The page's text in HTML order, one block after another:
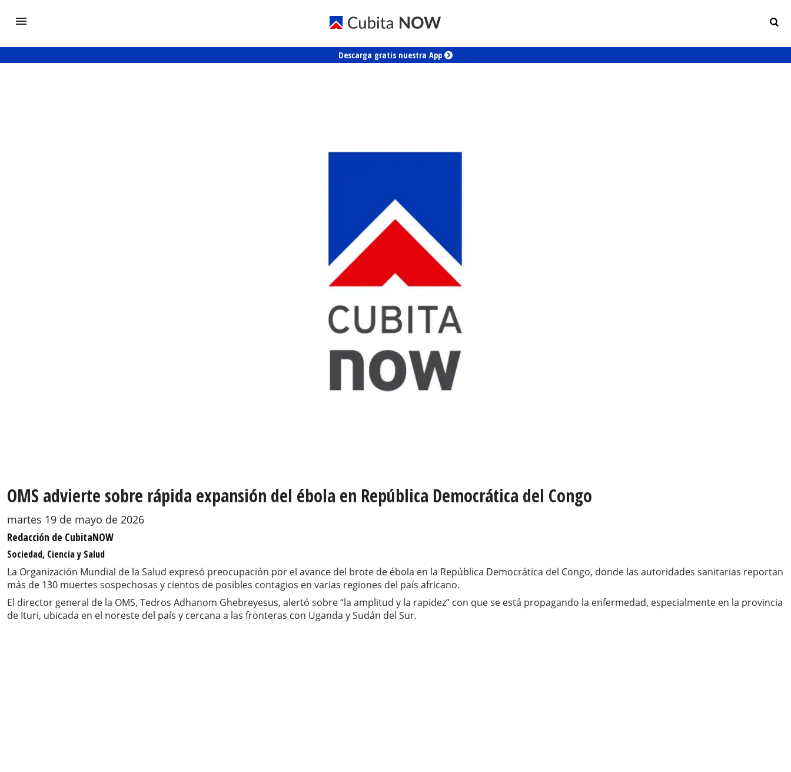
Descarga gratis nuestra App
OMS advierte sobre rápida expansión del ébola en República Democrática del Congo
martes 19 de mayo de 2026
Redacción de CubitaNOW
Sociedad, Ciencia y Salud
La Organización Mundial de la Salud expresó preocupación por el avance del brote de ébola en la República Democrática del Congo, donde las autoridades sanitarias reportan
más de 130 muertes sospechosas y cientos de posibles contagios en varias regiones del país africano.
El director general de la OMS, Tedros Adhanom Ghebreyesus, alertó sobre “la amplitud y la rapidez” con que se está propagando la enfermedad, especialmente en la provincia
de Ituri, ubicada en el noreste del país y cercana a las fronteras con Uganda y Sudán del Sur.